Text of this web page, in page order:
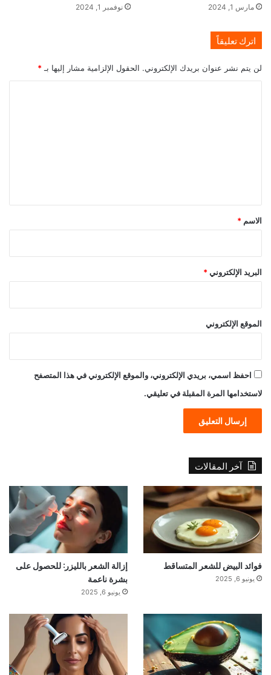
مارس 1, 2024 نوفمبر 1, 2024
اترك تعليقاً
لن يتم نشر عنوان بريدك الإلكتروني. الحقول الإلزامية مشار إليها بـ *
*
الاسم *
البريد الإلكتروني *
الموقع الإلكتروني
احفظ اسمي، بريدي الإلكتروني، والموقع الإلكتروني في هذا المتصفح
لاستخدامها المرة المقبلة في تعليقي.
آخر المقالات
فوائد البيض للشعر المتساقط
يونيو 6, 2025
إزالة الشعر بالليزر: للحصول على
بشرة ناعمة
يونيو 6, 2025